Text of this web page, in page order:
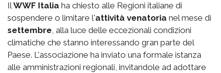
IlWWF Italia ha chiesto alle Regioni italiane di
sospendere o limitare l'attività venatoria nel mese di
settembre, alla luce delle eccezionali condizioni
climatiche che stanno interessando gran parte del
Paese. L'associazione ha inviato una formale istanza
alle amministrazioni regionali, invitandole ad adottare